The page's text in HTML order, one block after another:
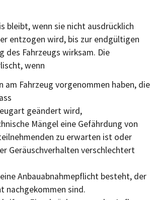
bleibt, wenn sie nicht ausdrücklich
entzogen wird, bis zur endgültigen
des Fahrzeugs wirksam. Die
wenn
am Fahrzeug vorgenommen haben, die
geändert wird,
Mängel eine Gefährdung von
zu erwarten ist oder
Geräuschverhalten verschlechtert
Anbauabnahmepflicht besteht, der
nachgekommen sind.